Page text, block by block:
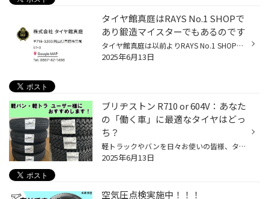
タイヤ館真庭はRAYS No.1 SHOPで
あり鍛造マイスターでもあるのです
タイヤ館真庭は以前よりRAYS No.1 SHOPの認定を受けておりましたが、新しく「鍛造マイスター」の認定店に選ばれました！！ ボルクレーシング、A●LAP、VMFといったレイズの鍛造ホイールなら当店にお任せ！！といったところです。 鍛造マイスター店限定のイベントも企画されたりするようですのでRAYS...
2025年6月13日
ブリヂストン R710 or 604V：あなた
の「働く車」に最適なタイヤはどっ
ち？
軽トラックやバンを日々お使いの皆様、タイヤ選びで悩んでいませんか？ ブリヂストンの「ECOPIA R710」と「604V」は、どちらも働く車のために開発されたタイヤですが、 その特性は大きく異なります。 両者の違いを分かりやすく解説し、お客様の用途に合わせた最適なタイヤ選びをサポートします！ EC...
2025年6月13日
空気圧点検実施中！！！